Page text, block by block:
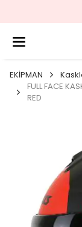
EKİPMAN
FULL FACE
RED